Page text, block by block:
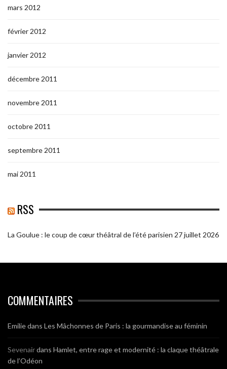
mars 2012
février 2012
janvier 2012
décembre 2011
novembre 2011
octobre 2011
septembre 2011
mai 2011
RSS
La Goulue : le coup de cœur théâtral de l’été parisien 27 juillet 2026
COMMENTAIRES
Emiliedans Les Mâchonnes de Paris : la gourmandise au féminin
Sevenairdans Hamlet, entre rage et modernité : la claque théâtrale
de l’Odéon